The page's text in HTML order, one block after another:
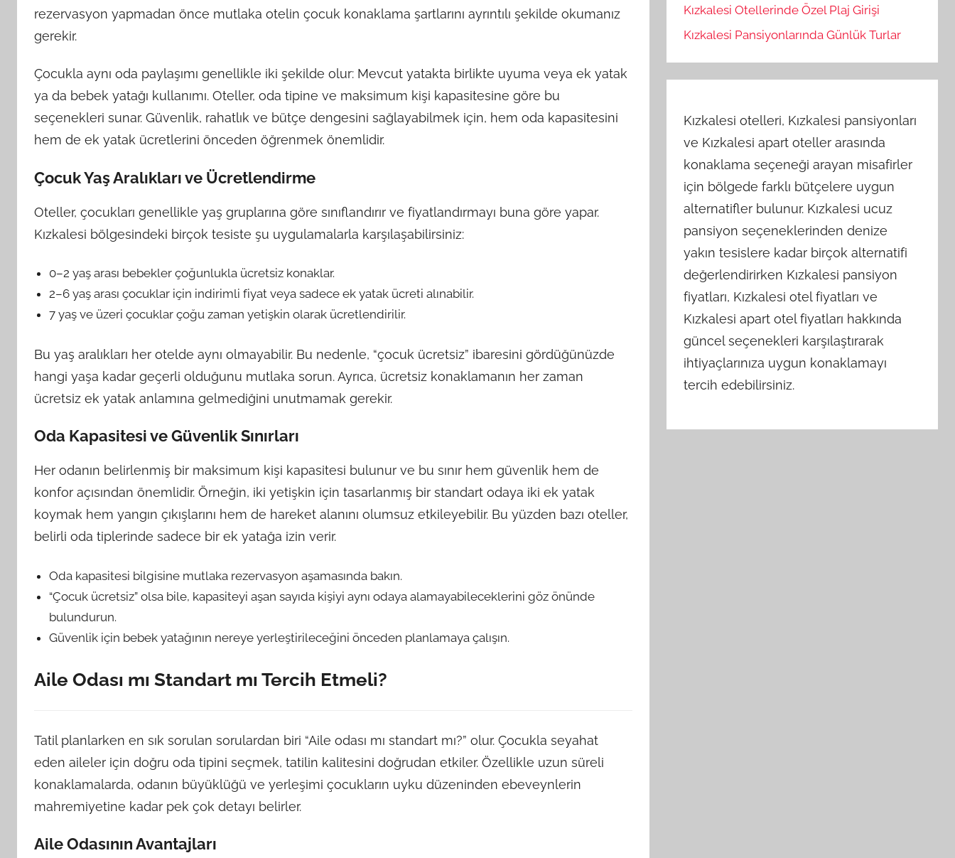
rezervasyon yapmadan önce mutlaka otelin çocuk konaklama şartlarını ayrıntılı şekilde okumanız
gerekir.
Çocukla aynı oda paylaşımı genellikle iki şekilde olur: Mevcut yatakta birlikte uyuma veya ek yatak
ya da bebek yatağı kullanımı. Oteller, oda tipine ve maksimum kişi kapasitesine göre bu
seçenekleri sunar. Güvenlik, rahatlık ve bütçe dengesini sağlayabilmek için, hem oda kapasitesini
hem de ek yatak ücretlerini önceden öğrenmek önemlidir.
Çocuk Yaş Aralıkları ve Ücretlendirme
Oteller, çocukları genellikle yaş gruplarına göre sınıflandırır ve fiyatlandırmayı buna göre yapar.
Kızkalesi bölgesindeki birçok tesiste şu uygulamalarla karşılaşabilirsiniz:
0–2 yaş arası bebekler çoğunlukla ücretsiz konaklar.
2–6 yaş arası çocuklar için indirimli fiyat veya sadece ek yatak ücreti alınabilir.
7 yaş ve üzeri çocuklar çoğu zaman yetişkin olarak ücretlendirilir.
Bu yaş aralıkları her otelde aynı olmayabilir. Bu nedenle, “çocuk ücretsiz” ibaresini gördüğünüzde
hangi yaşa kadar geçerli olduğunu mutlaka sorun. Ayrıca, ücretsiz konaklamanın her zaman
ücretsiz ek yatak anlamına gelmediğini unutmamak gerekir.
Oda Kapasitesi ve Güvenlik Sınırları
Her odanın belirlenmiş bir maksimum kişi kapasitesi bulunur ve bu sınır hem güvenlik hem de
konfor açısından önemlidir. Örneğin, iki yetişkin için tasarlanmış bir standart odaya iki ek yatak
koymak hem yangın çıkışlarını hem de hareket alanını olumsuz etkileyebilir. Bu yüzden bazı oteller,
belirli oda tiplerinde sadece bir ek yatağa izin verir.
Oda kapasitesi bilgisine mutlaka rezervasyon aşamasında bakın.
“Çocuk ücretsiz” olsa bile, kapasiteyi aşan sayıda kişiyi aynı odaya alamayabileceklerini göz önünde
bulundurun.
Güvenlik için bebek yatağının nereye yerleştirileceğini önceden planlamaya çalışın.
Aile Odası mı Standart mı Tercih Etmeli?
Tatil planlarken en sık sorulan sorulardan biri “Aile odası mı standart mı?” olur. Çocukla seyahat
eden aileler için doğru oda tipini seçmek, tatilin kalitesini doğrudan etkiler. Özellikle uzun süreli
konaklamalarda, odanın büyüklüğü ve yerleşimi çocukların uyku düzeninden ebeveynlerin
mahremiyetine kadar pek çok detayı belirler.
Aile Odasının Avantajları
Kızkalesi Otellerinde Özel Plaj Girişi
Kızkalesi Pansiyonlarında Günlük Turlar
Kızkalesi otelleri, Kızkalesi pansiyonları
ve Kızkalesi apart oteller arasında
konaklama seçeneği arayan misafirler
için bölgede farklı bütçelere uygun
alternatifler bulunur. Kızkalesi ucuz
pansiyon seçeneklerinden denize
yakın tesislere kadar birçok alternatifi
değerlendirirken Kızkalesi pansiyon
fiyatları, Kızkalesi otel fiyatları ve
Kızkalesi apart otel fiyatları hakkında
güncel seçenekleri karşılaştırarak
ihtiyaçlarınıza uygun konaklamayı
tercih edebilirsiniz.